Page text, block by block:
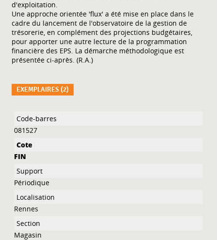
d'exploitation.
Une approche orientée 'flux' a été mise en place dans le
cadre du lancement de l'observatoire de la gestion de
trésorerie, en complément des projections budgétaires,
pour apporter une autre lecture de la programmation
financière des EPS. La démarche méthodologique est
présentée ci-après. (R.A.)
EXEMPLAIRES (2)
Liste des exemplaires
081527
FIN
Périodique
Rennes
Magasin